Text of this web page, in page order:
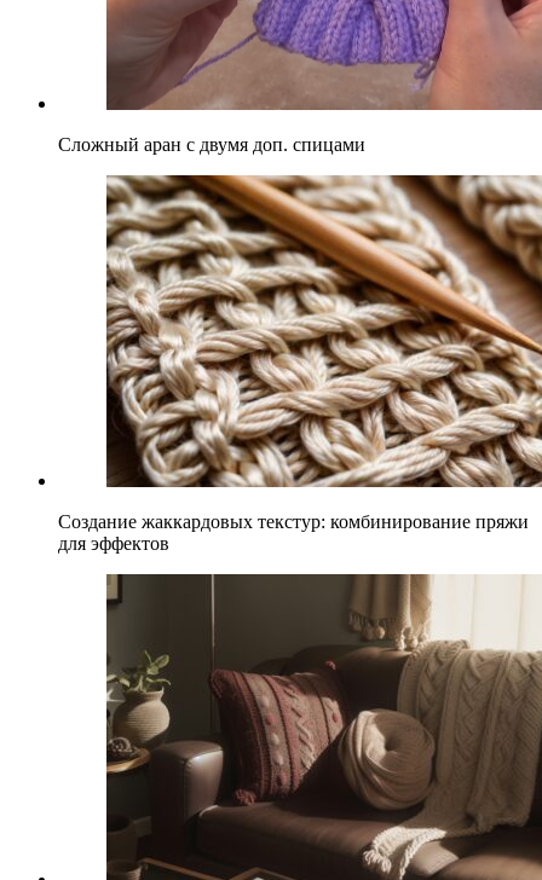
Сложный аран с двумя доп. спицами
Создание жаккардовых текстур: комбинирование пряжи
для эффектов